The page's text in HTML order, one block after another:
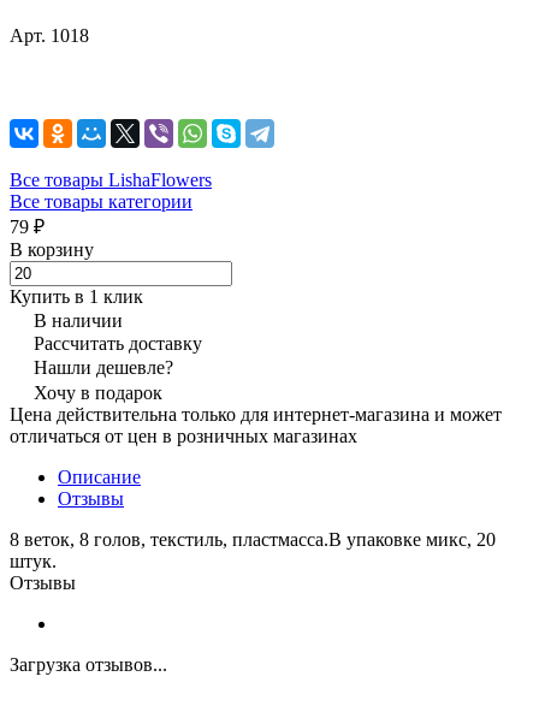
Арт. 1018
Все товары LishaFlowers
Все товары категории
79 ₽
В корзину
Купить в 1 клик
В наличии
Рассчитать доставку
Нашли дешевле?
Хочу в подарок
Цена действительна только для интернет-магазина и может
отличаться от цен в розничных магазинах
Описание
Отзывы
8 веток, 8 голов, текстиль, пластмасса.В упаковке микс, 20
штук.
Отзывы
Загрузка отзывов...